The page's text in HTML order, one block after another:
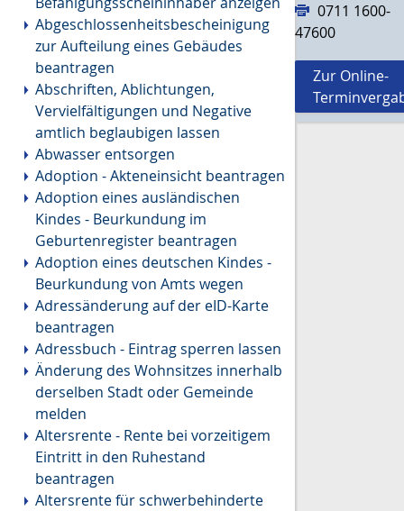
Abgeschlossenheitsbescheinigung
zur Aufteilung eines Gebäudes
beantragen
Abschriften, Ablichtungen,
Vervielfältigungen und Negative
amtlich beglaubigen lassen
Abwasser entsorgen
Adoption - Akteneinsicht beantragen
Adoption eines ausländischen
Kindes - Beurkundung im
Geburtenregister beantragen
Adoption eines deutschen Kindes -
Beurkundung von Amts wegen
Adressänderung auf der eID-Karte
beantragen
Adressbuch - Eintrag sperren lassen
Änderung des Wohnsitzes innerhalb
derselben Stadt oder Gemeinde
melden
Altersrente - Rente bei vorzeitigem
Eintritt in den Ruhestand
beantragen
Altersrente für schwerbehinderte
0711 1600-
47600
Zur Online-